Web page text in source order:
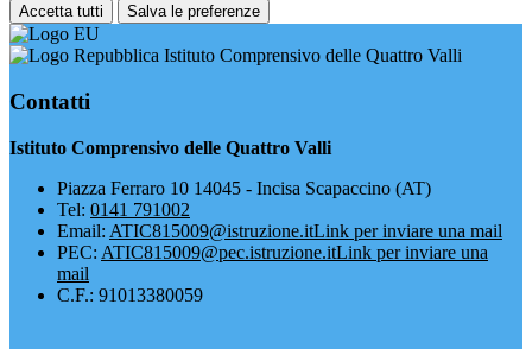
Accetta tutti Salva le preferenze
Istituto Comprensivo delle Quattro Valli
Contatti
Istituto Comprensivo delle Quattro Valli
Piazza Ferraro 10 14045 - Incisa Scapaccino (AT)
Tel: 0141 791002
Email: ATIC815009@istruzione.itLink per inviare una mail
PEC: ATIC815009@pec.istruzione.itLink per inviare una
mail
C.F.: 91013380059